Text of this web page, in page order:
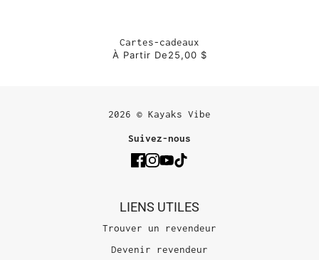
Cartes-cadeaux
À Partir De25,00 $
2026 © Kayaks Vibe
Suivez-nous
LIENS UTILES
Trouver un revendeur
Devenir revendeur